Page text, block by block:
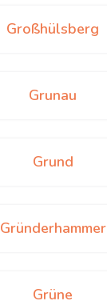
Großhülsberg
Grunau
Grund
Gründerhammer
Grüne